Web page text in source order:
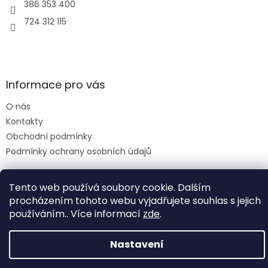
Tento web používá soubory cookie. Dalším
procházením tohoto webu vyjadřujete souhlas s jejich
používáním.. Více informací zde.
Nastavení
386 353 400
724 312 115
Informace pro vás
O nás
Kontakty
Obchodní podmínky
Podmínky ochrany osobních údajů
Vytvořil Shoptet
Elektro u Helmichů. Všechna práva vyhrazena.